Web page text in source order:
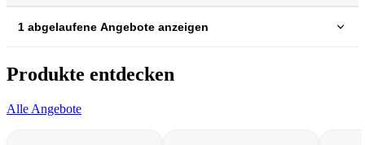
1 abgelaufene Angebote anzeigen
Produkte entdecken
Alle Angebote